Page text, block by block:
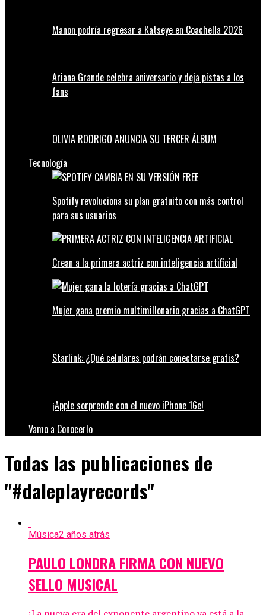
Manon podría regresar a Katseye en Coachella 2026
Ariana Grande celebra aniversario y deja pistas a los
fans
OLIVIA RODRIGO ANUNCIA SU TERCER ÁLBUM
Tecnología
Spotify revoluciona su plan gratuito con más control
para sus usuarios
Crean a la primera actriz con inteligencia artificial
Mujer gana premio multimillonario gracias a ChatGPT
Starlink: ¿Qué celulares podrán conectarse gratis?
¡Apple sorprende con el nuevo iPhone 16e!
Vamo a Conocerlo
Todas las publicaciones de
"#daleplayrecords"
Música2 años atrás
PAULO LONDRA FIRMA CON NUEVO
SELLO MUSICAL